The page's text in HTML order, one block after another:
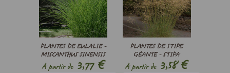
PLANTES DE EULALIE -
MISCANTHUS SINENSIS
’GRACILLIMUS’ - T
À partir de3,77€
PLANTES DE STIPE
GÉANTE - STIPA
GIGANTEA
À partir de3,58€